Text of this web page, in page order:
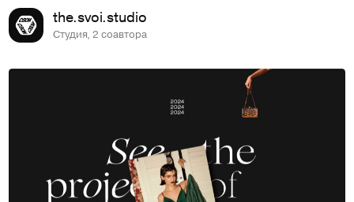
the.svoi.studio
Студия, 2 соавтора